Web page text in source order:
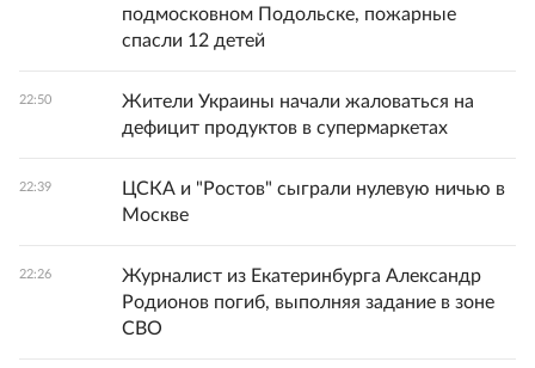
подмосковном Подольске, пожарные
спасли 12 детей
22:50
Жители Украины начали жаловаться на
дефицит продуктов в супермаркетах
22:39
ЦСКА и "Ростов" сыграли нулевую ничью в
Москве
22:26
Журналист из Екатеринбурга Александр
Родионов погиб, выполняя задание в зоне
СВО